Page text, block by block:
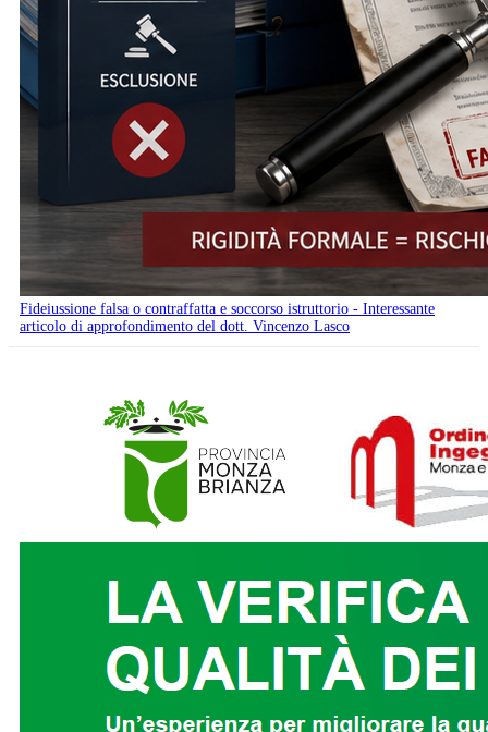
Fideiussione falsa o contraffatta e soccorso istruttorio - Interessante
articolo di approfondimento del dott. Vincenzo Lasco